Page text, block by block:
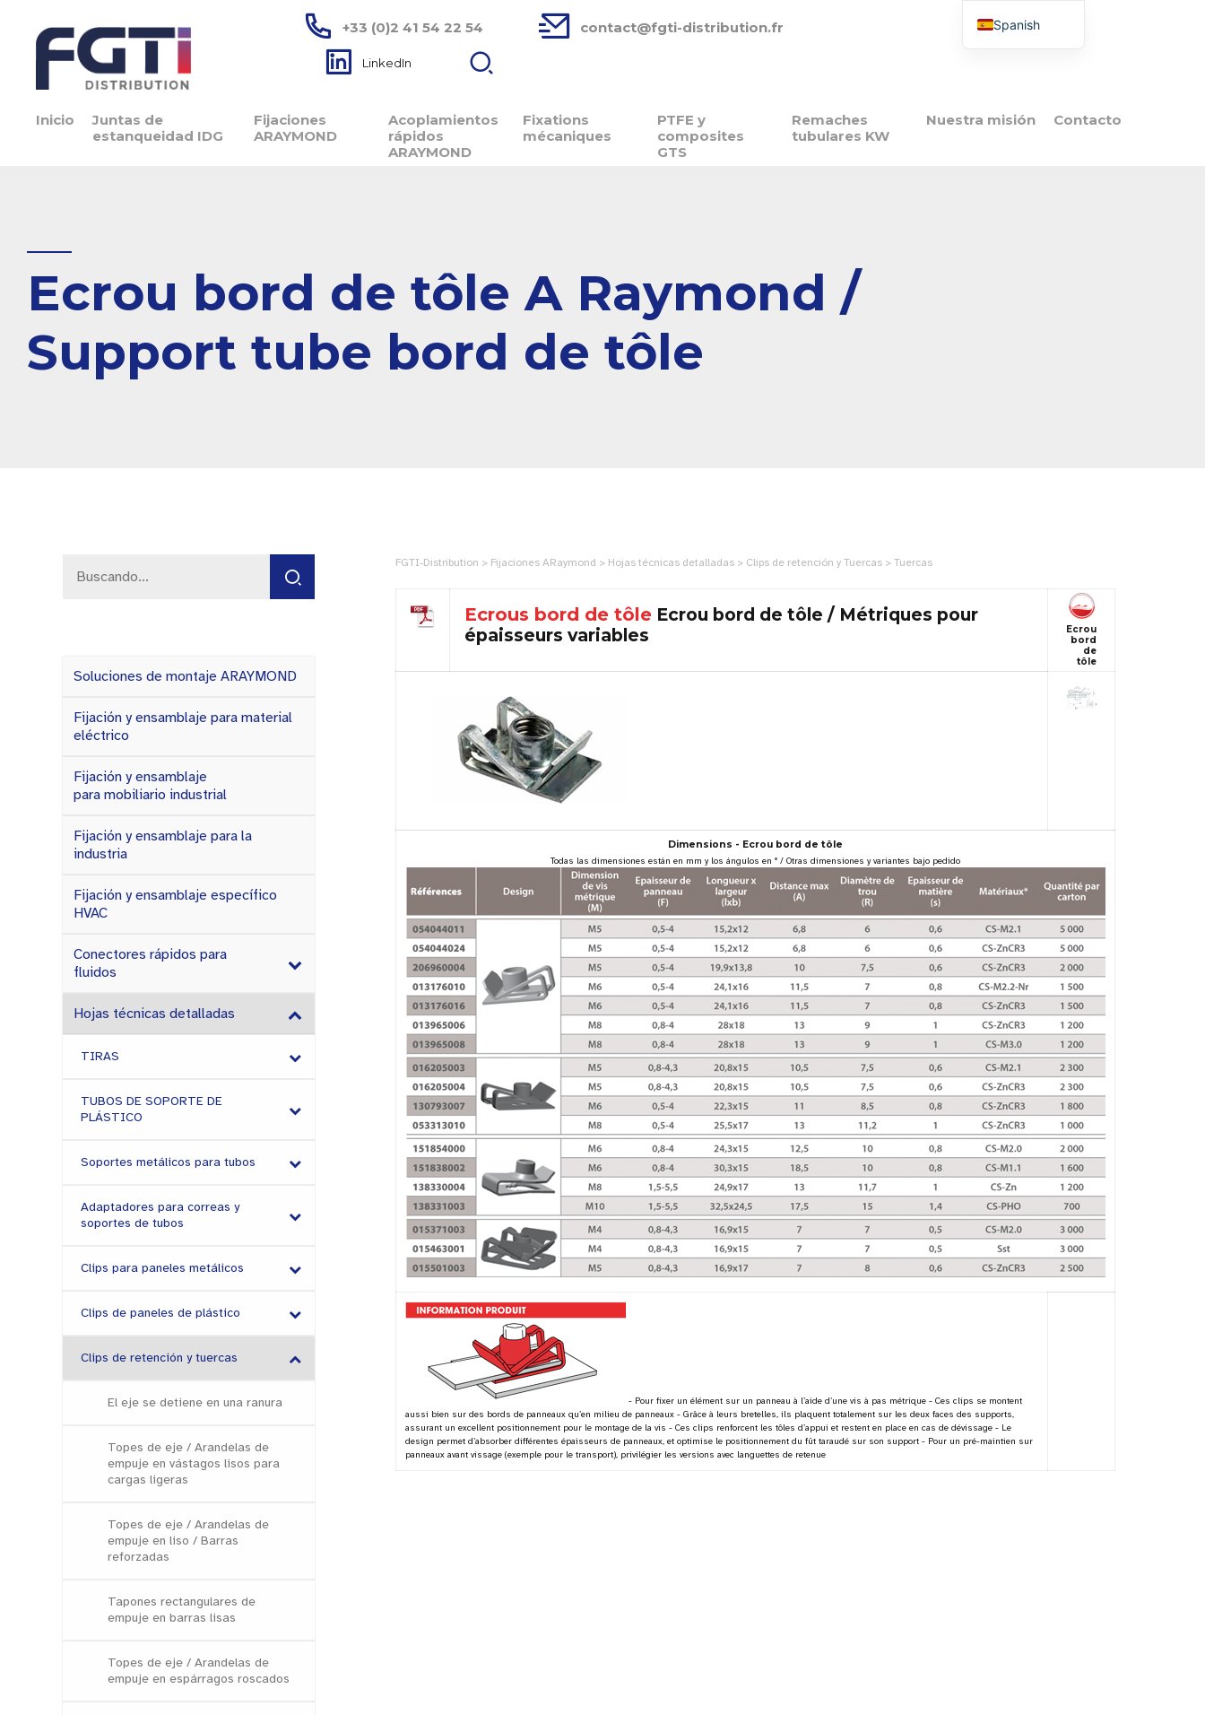
+33 (0)2 41 54 22 54 contact@fgti-distribution.fr
LinkedIn
Inicio
Juntas de
estanqueidad IDG
Fijaciones
ARAYMOND
Acoplamientos
rápidos
ARAYMOND
Fixations
mécaniques
PTFE y
composites
GTS
Remaches
tubulares KW
Nuestra misión Contacto
Ecrou bord de tôle A Raymond /
Support tube bord de tôle
FGTI-Distribution > Fijaciones ARaymond > Hojas técnicas detalladas > Clips de retención y Tuercas > Tuercas
Ecrous bord de tôle Ecrou bord de tôle / Métriques pour
épaisseurs variables
Ecrou
bord
de
tôle
Dimensions - Ecrou bord de tôle
Todas las dimensiones están en mm y los ángulos en ° / Otras dimensiones y variantes bajo pedido
- Pour fixer un élément sur un panneau à l’aide d’une vis à pas métrique - Ces clips se montent
aussi bien sur des bords de panneaux qu’en milieu de panneaux - Grâce à leurs bretelles, ils plaquent totalement sur les deux faces des supports,
assurant un excellent positionnement pour le montage de la vis - Ces clips renforcent les tôles d’appui et restent en place en cas de dévissage - Le
design permet d’absorber différentes épaisseurs de panneaux, et optimise le positionnement du fût taraudé sur son support - Pour un pré-maintien sur
panneaux avant vissage (exemple pour le transport), privilégier les versions avec languettes de retenue
Soluciones de montaje ARAYMOND
Fijación y ensamblaje para material
eléctrico
Fijación y ensamblaje
para mobiliario industrial
Fijación y ensamblaje para la
industria
Fijación y ensamblaje específico
HVAC
Conectores rápidos para
fluidos
Hojas técnicas detalladas
TIRAS
TUBOS DE SOPORTE DE
PLÁSTICO
Soportes metálicos para tubos
Adaptadores para correas y
soportes de tubos
Clips para paneles metálicos
Clips de paneles de plástico
Clips de retención y tuercas
El eje se detiene en una ranura
Topes de eje / Arandelas de
empuje en vástagos lisos para
cargas ligeras
Topes de eje / Arandelas de
empuje en liso / Barras
reforzadas
Tapones rectangulares de
empuje en barras lisas
Topes de eje / Arandelas de
empuje en espárragos roscados
Spanish
Italian